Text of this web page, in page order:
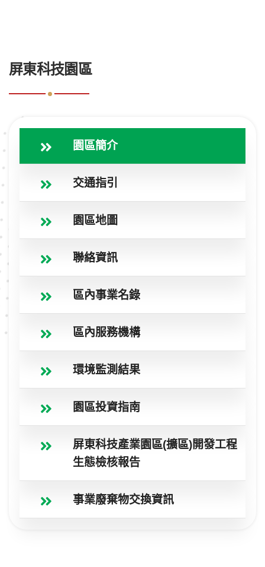
屏東科技園區
園區簡介
交通指引
園區地圖
聯絡資訊
區內事業名錄
區內服務機構
環境監測結果
園區投資指南
屏東科技產業園區(擴區)開發工程
生態檢核報告
事業廢棄物交換資訊